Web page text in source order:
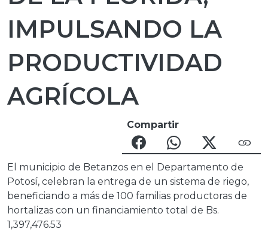
IMPULSANDO LA
PRODUCTIVIDAD
AGRÍCOLA
Compartir
El municipio de Betanzos en el Departamento de
Potosí, celebran la entrega de un sistema de riego,
beneficiando a más de 100 familias productoras de
hortalizas con un financiamiento total de Bs.
1,397,476.53